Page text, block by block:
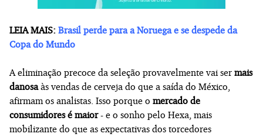
LEIA MAIS: Brasil perde para a Noruega e se despede da
Copa do Mundo
A eliminação precoce da seleção provavelmente vai ser mais
danosaàs vendas de cerveja do que a saída do México,
afirmam os analistas. Isso porque o mercado de
consumidores é maior- e o sonho pelo Hexa, mais
mobilizante do que as expectativas dos torcedores